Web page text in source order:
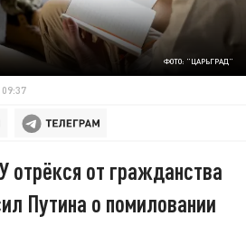
ФОТО: "ЦАРЬГРАД"
отрёкся от гражданства
Путина о помиловании